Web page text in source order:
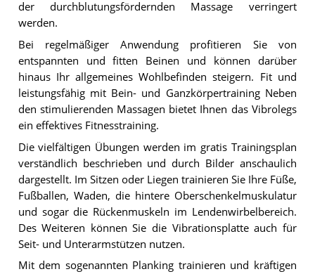
der durchblutungsfördernden Massage verringert
werden.
Bei regelmäßiger Anwendung profitieren Sie von
entspannten und fitten Beinen und können darüber
hinaus Ihr allgemeines Wohlbefinden steigern. Fit und
leistungsfähig mit Bein- und Ganzkörpertraining Neben
den stimulierenden Massagen bietet Ihnen das Vibrolegs
ein effektives Fitnesstraining.
Die vielfältigen Übungen werden im gratis Trainingsplan
verständlich beschrieben und durch Bilder anschaulich
dargestellt. Im Sitzen oder Liegen trainieren Sie Ihre Füße,
Fußballen, Waden, die hintere Oberschenkelmuskulatur
und sogar die Rückenmuskeln im Lendenwirbelbereich.
Des Weiteren können Sie die Vibrationsplatte auch für
Seit- und Unterarmstützen nutzen.
Mit dem sogenannten Planking trainieren und kräftigen